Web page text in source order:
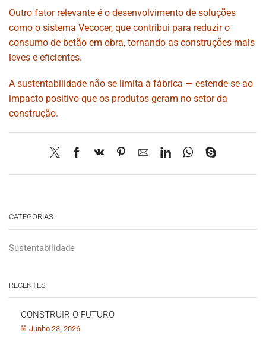
Outro fator relevante é o desenvolvimento de soluções
como o sistema Vecocer, que contribui para reduzir o
consumo de betão em obra, tornando as construções mais
leves e eficientes.
A sustentabilidade não se limita à fábrica — estende-se ao
impacto positivo que os produtos geram no setor da
construção.
CATEGORIAS
Sustentabilidade
RECENTES
CONSTRUIR O FUTURO
Junho 23, 2026